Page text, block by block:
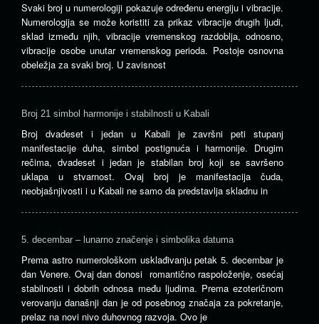
Svaki broj u numerologiji pokazuje određenu energiju i vibracije.
Numerologija se može koristiti za prikaz vibracije drugih ljudi,
sklad između njih, vibracije vremenskog razdoblja, odnosno,
vibracije osobe unutar vremenskog perioda. Postoje osnovna
obeležja za svaki broj. U zavisnost
Broj 21 simbol harmonije i stabilnosti u Kabali
Broj dvadeset i jedan u Kabali je završni peti stupanj
manifestacije duha, simbol postignuća i harmonije. Drugim
rečima, dvadeset i jedan je stabilan broj koji se savršeno
uklapa u stvarnost. Ovaj broj je manifestacija čuda,
neobjašnjivosti i u Kabali ne samo da predstavlja skladnu in
5. decembar – lunarno značenje i simbolika datuma
Prema astro numerološkom usklađivanju petak 5. decembar je
dan Venere. Ovaj dan donosi romantično raspoloženje, osećaj
stabilnosti i dobrih odnosa među ljudima. Prema ezoteričnom
verovanju današnji dan je od posebnog značaja za pokretanje,
prelaz na novi nivo duhovnog razvoja. Ovo je